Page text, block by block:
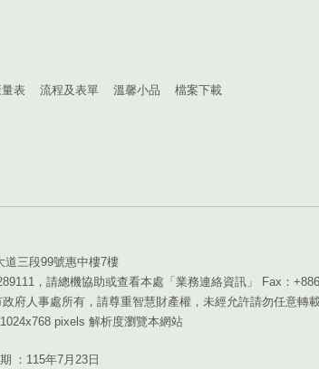
表 流程及表單 溫馨小品 檔案下載
道三段99號惠中樓7樓
，請總機協助或查看本處「業務連絡資訊」 Fax：
府人事處所有，請尊重智慧財產權，未經允許請勿任意轉
pixels 解析度瀏覽本網站
115年7月23日